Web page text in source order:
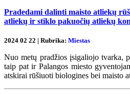
Pradedami dalinti maisto atliekų
atliekų ir stiklo pakuočių atliekų
2024 02 22 | Rubrika: Miestas
Nuo metų pradžios įsigaliojo tvarka,
taip pat ir Palangos miesto
atskirai rūšiuoti biologines bei maisto